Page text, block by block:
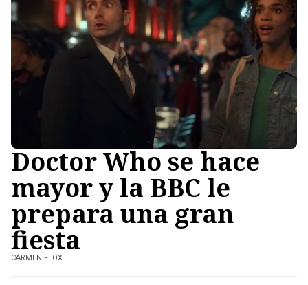
Doctor Who se hace
mayor y la BBC le
prepara una gran
fiesta
CARMEN FLOX